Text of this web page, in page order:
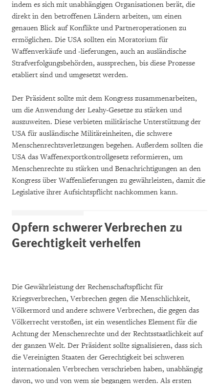
indem es sich mit unabhängigen Organisationen berät, die
direkt in den betroffenen Ländern arbeiten, um einen
genauen Blick auf Konflikte und Partneroperationen zu
ermöglichen. Die USA sollten ein Moratorium für
Waffenverkäufe und -lieferungen, auch an ausländische
Strafverfolgungsbehörden, aussprechen, bis diese Prozesse
etabliert sind und umgesetzt werden.
Der Präsident sollte mit dem Kongress zusammenarbeiten,
um die Anwendung der Leahy-Gesetze zu stärken und
auszuweiten. Diese verbieten militärische Unterstützung der
USA für ausländische Militäreinheiten, die schwere
Menschenrechtsverletzungen begehen. Außerdem sollten die
USA das Waffenexportkontrollgesetz reformieren, um
Menschenrechte zu stärken und Benachrichtigungen an den
Kongress über Waffenlieferungen zu gewährleisten, damit die
Legislative ihrer Aufsichtspflicht nachkommen kann.
Opfern schwerer Verbrechen zu
Gerechtigkeit verhelfen
Die Gewährleistung der Rechenschaftspflicht für
Kriegsverbrechen, Verbrechen gegen die Menschlichkeit,
Völkermord und andere schwere Verbrechen, die gegen das
Völkerrecht verstoßen, ist ein wesentliches Element für die
Achtung der Menschenrechte und der Rechtsstaatlichkeit auf
der ganzen Welt. Der Präsident sollte signalisieren, dass sich
die Vereinigten Staaten der Gerechtigkeit bei schweren
internationalen Verbrechen verschrieben haben, unabhängig
davon, wo und von wem sie begangen werden. Als ersten